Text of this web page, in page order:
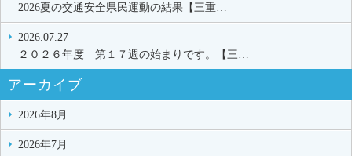
2026夏の交通安全県民運動の結果【三重…
2026.07.27
２０２６年度 第１７週の始まりです。【三…
アーカイブ
2026年8月
2026年7月